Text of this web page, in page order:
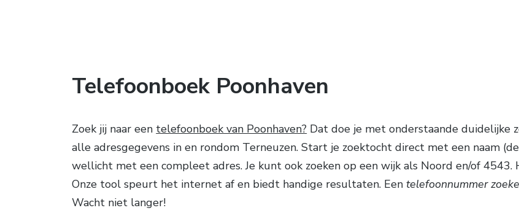
Telefoonboek Poonhaven
Zoek jij naar een telefoonboek van Poonhaven? Dat doe je met onderstaande duidelijke
alle adresgegevens in en rondom Terneuzen. Start je zoektocht direct met een naam
wellicht met een compleet adres. Je kunt ook zoeken op een wijk als Noord en/of 4543.
Onze tool speurt het internet af en biedt handige resultaten. Eentelefoonnummer
Wacht niet langer!